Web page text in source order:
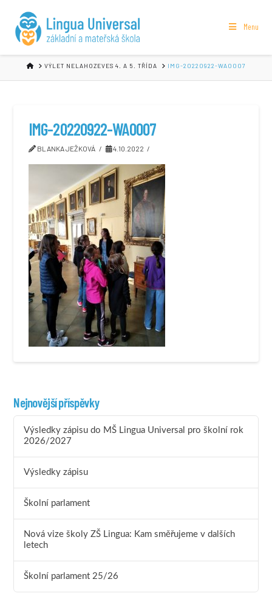
Menu
HOMEVÝLET NELAHOZEVES 4. A 5. TŘÍDA IMG-20220922-WA0007
IMG-20220922-WA0007
BLANKA JEŽKOVÁ 4.10.2022
Nejnovější příspěvky
Výsledky zápisu do MŠ Lingua Universal pro školní rok
2026/2027
Výsledky zápisu
Školní parlament
Nová vize školy ZŠ Lingua: Kam směřujeme v dalších
letech
Školní parlament 25/26